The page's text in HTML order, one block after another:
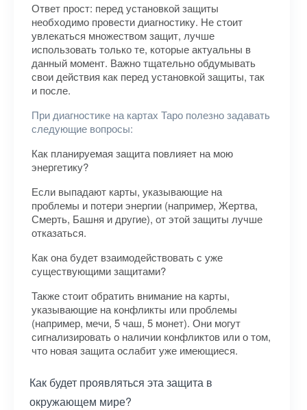
Ответ прост: перед установкой защиты
необходимо провести диагностику. Не стоит
увлекаться множеством защит, лучше
использовать только те, которые актуальны в
данный момент. Важно тщательно обдумывать
свои действия как перед установкой защиты, так
и после.
При диагностике на картах Таро полезно задавать
следующие вопросы:
Как планируемая защита повлияет на мою
энергетику?
Если выпадают карты, указывающие на
проблемы и потери энергии (например, Жертва,
Смерть, Башня и другие), от этой защиты лучше
отказаться.
Как она будет взаимодействовать с уже
существующими защитами?
Также стоит обратить внимание на карты,
указывающие на конфликты или проблемы
(например, мечи, 5 чаш, 5 монет). Они могут
сигнализировать о наличии конфликтов или о том,
что новая защита ослабит уже имеющиеся.
Как будет проявляться эта защита в
окружающем мире?